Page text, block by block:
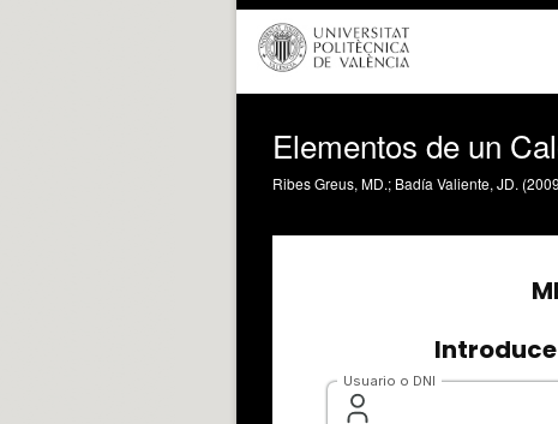
Elementos de un
Ribes Greus, MD.; Badía Valiente, JD.